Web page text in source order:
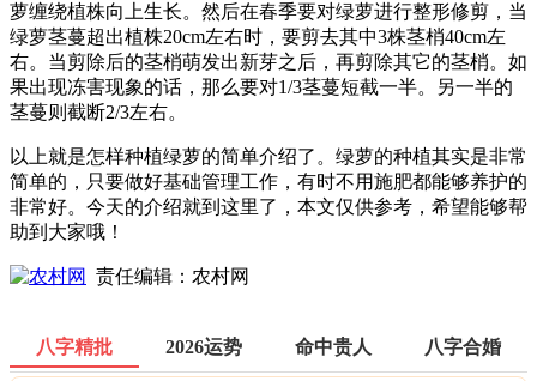
萝缠绕植株向上生长。然后在春季要对绿萝进行整形修剪，当
绿萝茎蔓超出植株20cm左右时，要剪去其中3株茎梢40cm左
右。当剪除后的茎梢萌发出新芽之后，再剪除其它的茎梢。如
果出现冻害现象的话，那么要对1/3茎蔓短截一半。另一半的
茎蔓则截断2/3左右。
以上就是怎样种植绿萝的简单介绍了。绿萝的种植其实是非常
简单的，只要做好基础管理工作，有时不用施肥都能够养护的
非常好。今天的介绍就到这里了，本文仅供参考，希望能够帮
助到大家哦！
责任编辑：农村网
八字精批 2026运势 命中贵人 八字合婚